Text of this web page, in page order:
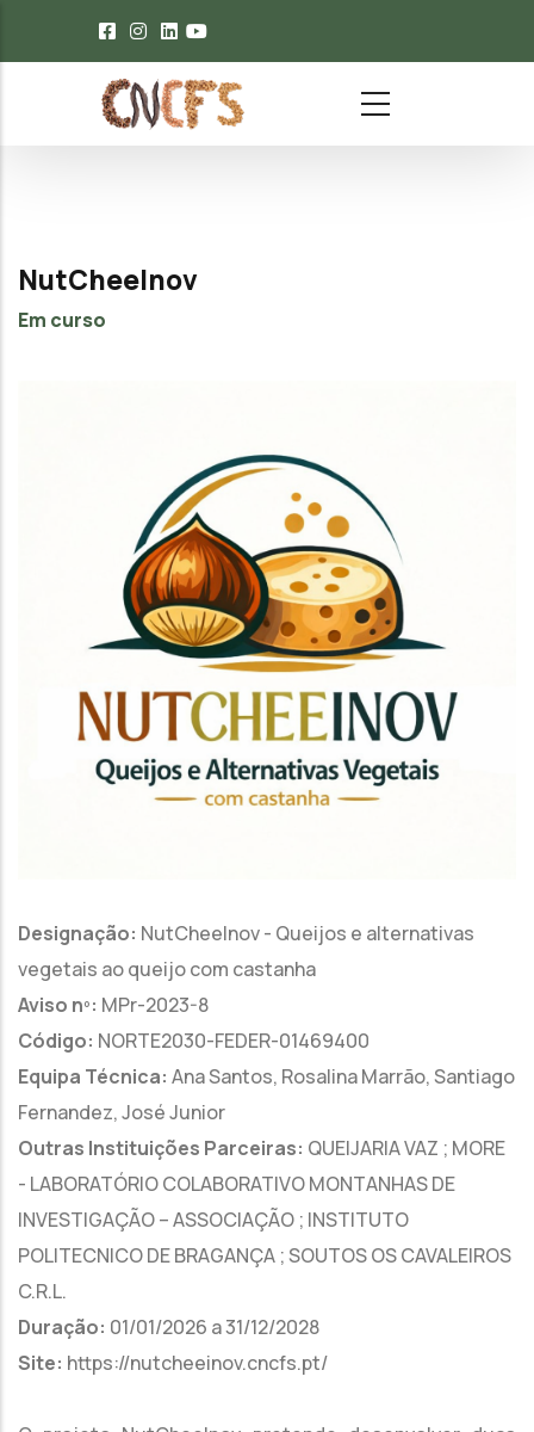
Passar para o conteúdo principal
NutCheeInov
Em curso
Designação: NutCheeInov - Queijos e alternativas
vegetais ao queijo com castanha
Aviso nº: MPr-2023-8
Código: NORTE2030-FEDER-01469400
Equipa Técnica: Ana Santos, Rosalina Marrão, Santiago
Fernandez, José Junior
Outras Instituições Parceiras: QUEIJARIA VAZ ; MORE
- LABORATÓRIO COLABORATIVO MONTANHAS DE
INVESTIGAÇÃO – ASSOCIAÇÃO ; INSTITUTO
POLITECNICO DE BRAGANÇA ; SOUTOS OS CAVALEIROS
C.R.L.
Duração: 01/01/2026 a 31/12/2028
Site: https://nutcheeinov.cncfs.pt/